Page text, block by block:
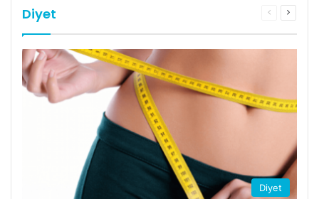
Diyet
ÖncekiSonraki
Diyet